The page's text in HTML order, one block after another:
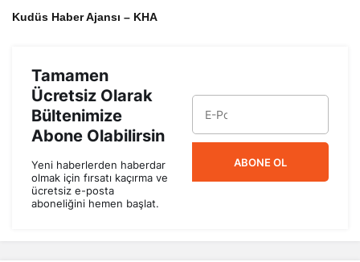
Kudüs Haber Ajansı – KHA
Tamamen
Ücretsiz Olarak
Bültenimize
Abone Olabilirsin
Yeni haberlerden haberdar
olmak için fırsatı kaçırma ve
ücretsiz e-posta
aboneliğini hemen başlat.
ABONE OL